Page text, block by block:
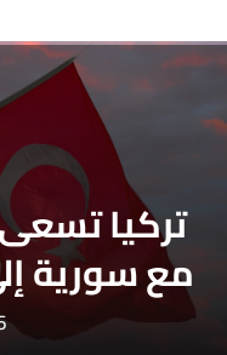
تركيا
مع سورية إلى 10 مليارات